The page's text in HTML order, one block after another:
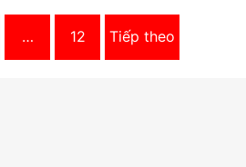
… 12 Tiếp theo